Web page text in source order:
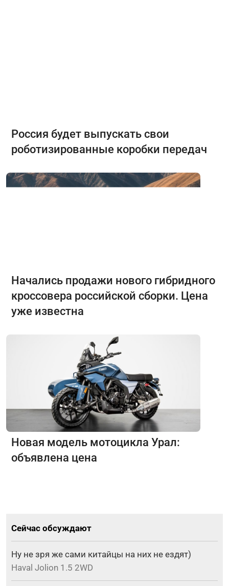
Россия будет выпускать свои
роботизированные коробки передач
Начались продажи нового гибридного
кроссовера российской сборки. Цена
уже известна
Новая модель мотоцикла Урал:
объявлена цена
Сейчас обсуждают
Ну не зря же сами китайцы на них не ездят)
Haval Jolion 1.5 2WD